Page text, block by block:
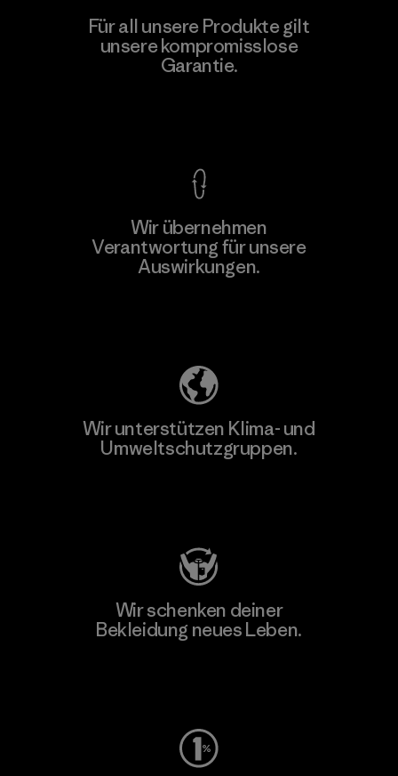
Mehr dazu
Vertical Knits S.A. de C.V.
Für all unsere Produkte gilt
unsere kompromisslose
Garantie.
Wir übernehmen
Verantwortung für unsere
Auswirkungen.
Wir unterstützen Klima- und
Umweltschutzgruppen.
Wir schenken deiner
Bekleidung neues Leben.